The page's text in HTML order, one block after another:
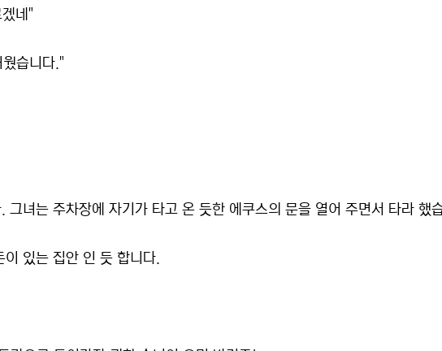
네"
습니다."
그녀는 주차장에 자기가 타고 온 듯한 에쿠스의 문을 열어 주면서 타라 했
있는 집안 인 듯 합니다.